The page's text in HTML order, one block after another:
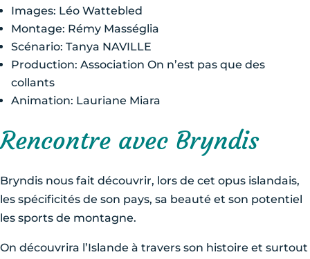
Images: Léo Wattebled
Montage: Rémy Masséglia
Scénario: Tanya NAVILLE
Production: Association On n’est pas que des
collants
Animation: Lauriane Miara
Rencontre avec Bryndis
Bryndis nous fait découvrir, lors de cet opus islandais,
les spécificités de son pays, sa beauté et son potentiel
les sports de montagne.
On découvrira l’Islande à travers son histoire et surtout